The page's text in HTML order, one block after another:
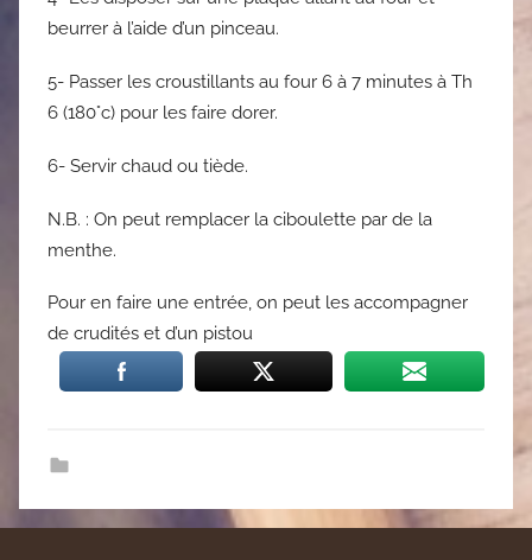
beurrer à l’aide d’un pinceau.
5- Passer les croustillants au four 6 à 7 minutes à Th
6 (180°c) pour les faire dorer.
6- Servir chaud ou tiède.
N.B. : On peut remplacer la ciboulette par de la
menthe.
Pour en faire une entrée, on peut les accompagner
de crudités et d’un pistou